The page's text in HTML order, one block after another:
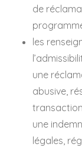
de
les
une
abusive,
une
légales,